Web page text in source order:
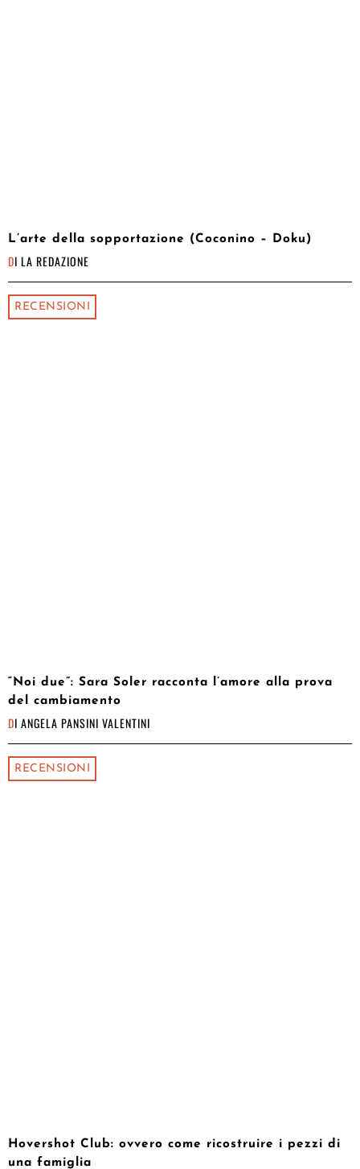
L’arte della sopportazione (Coconino – Doku)
DI LA REDAZIONE
RECENSIONI
“Noi due”: Sara Soler racconta l’amore alla prova
del cambiamento
DI ANGELA PANSINI VALENTINI
RECENSIONI
Hovershot Club: ovvero come ricostruire i pezzi di
una famiglia